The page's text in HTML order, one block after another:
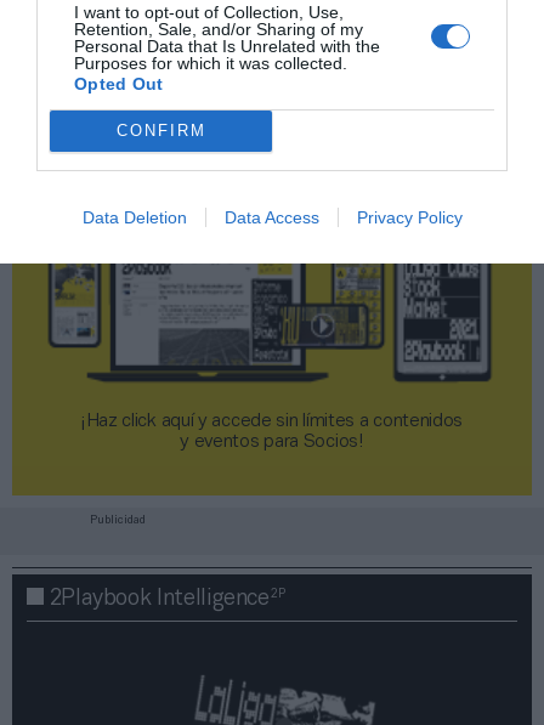
I want to opt-out of Collection, Use,
Retention, Sale, and/or Sharing of my
Personal Data that Is Unrelated with the
Purposes for which it was collected.
Opted Out
CONFIRM
Data Deletion Data Access Privacy Policy
2Playbook Club2P
¡Haz click aquí y accede sin límites a contenidos
y eventos para Socios!​​​​​​​
Publicidad
2Playbook Intelligence2P